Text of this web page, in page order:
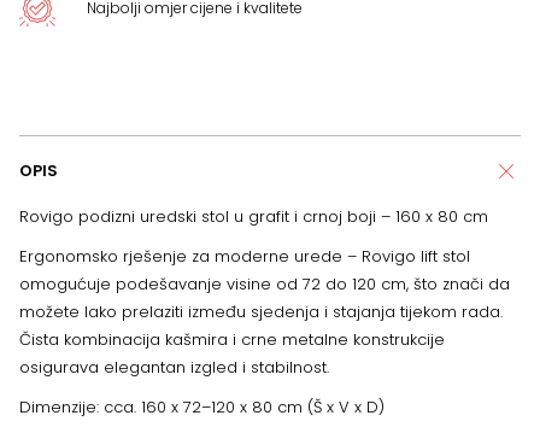
Najbolji omjer cijene i kvalitete
OPIS
Rovigo podizni uredski stol u grafit i crnoj boji – 160 x 80 cm
Ergonomsko rješenje za moderne urede – Rovigo lift stol
omogućuje podešavanje visine od 72 do 120 cm, što znači da
možete lako prelaziti između sjedenja i stajanja tijekom rada.
Čista kombinacija kašmira i crne metalne konstrukcije
osigurava elegantan izgled i stabilnost.
Dimenzije: cca. 160 x 72–120 x 80 cm (Š x V x D)